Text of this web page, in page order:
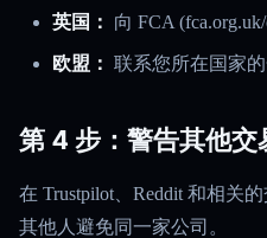
英国： 向 FCA
欧盟： 联系您所在国家
第 4 步：警告其他交
在 Trustpilot、Reddit 和相关
其他人避免同一家公司。